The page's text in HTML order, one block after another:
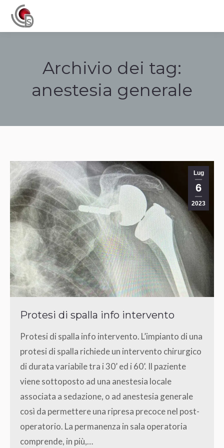
Archivio dei tag:
anestesia generale
Lug
6
2023
Protesi di spalla info intervento
Protesi di spalla info intervento. L’impianto di una
protesi di spalla richiede un intervento chirurgico
di durata variabile tra i 30’ ed i 60’. Il paziente
viene sottoposto ad una anestesia locale
associata a sedazione, o ad anestesia generale
così da permettere una ripresa precoce nel post-
operatorio. La permanenza in sala operatoria
comprende, in più,…